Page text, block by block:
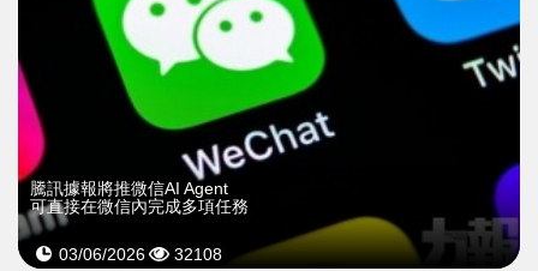
騰訊據報將推微信AI Agent
可直接在微信內完成多項任務
03/06/2026 32108